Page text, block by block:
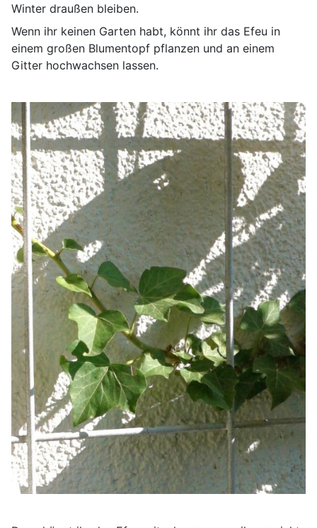
Winter draußen bleiben.
Wenn ihr keinen Garten habt, könnt ihr das Efeu in
einem großen Blumentopf pflanzen und an einem
Gitter hochwachsen lassen.